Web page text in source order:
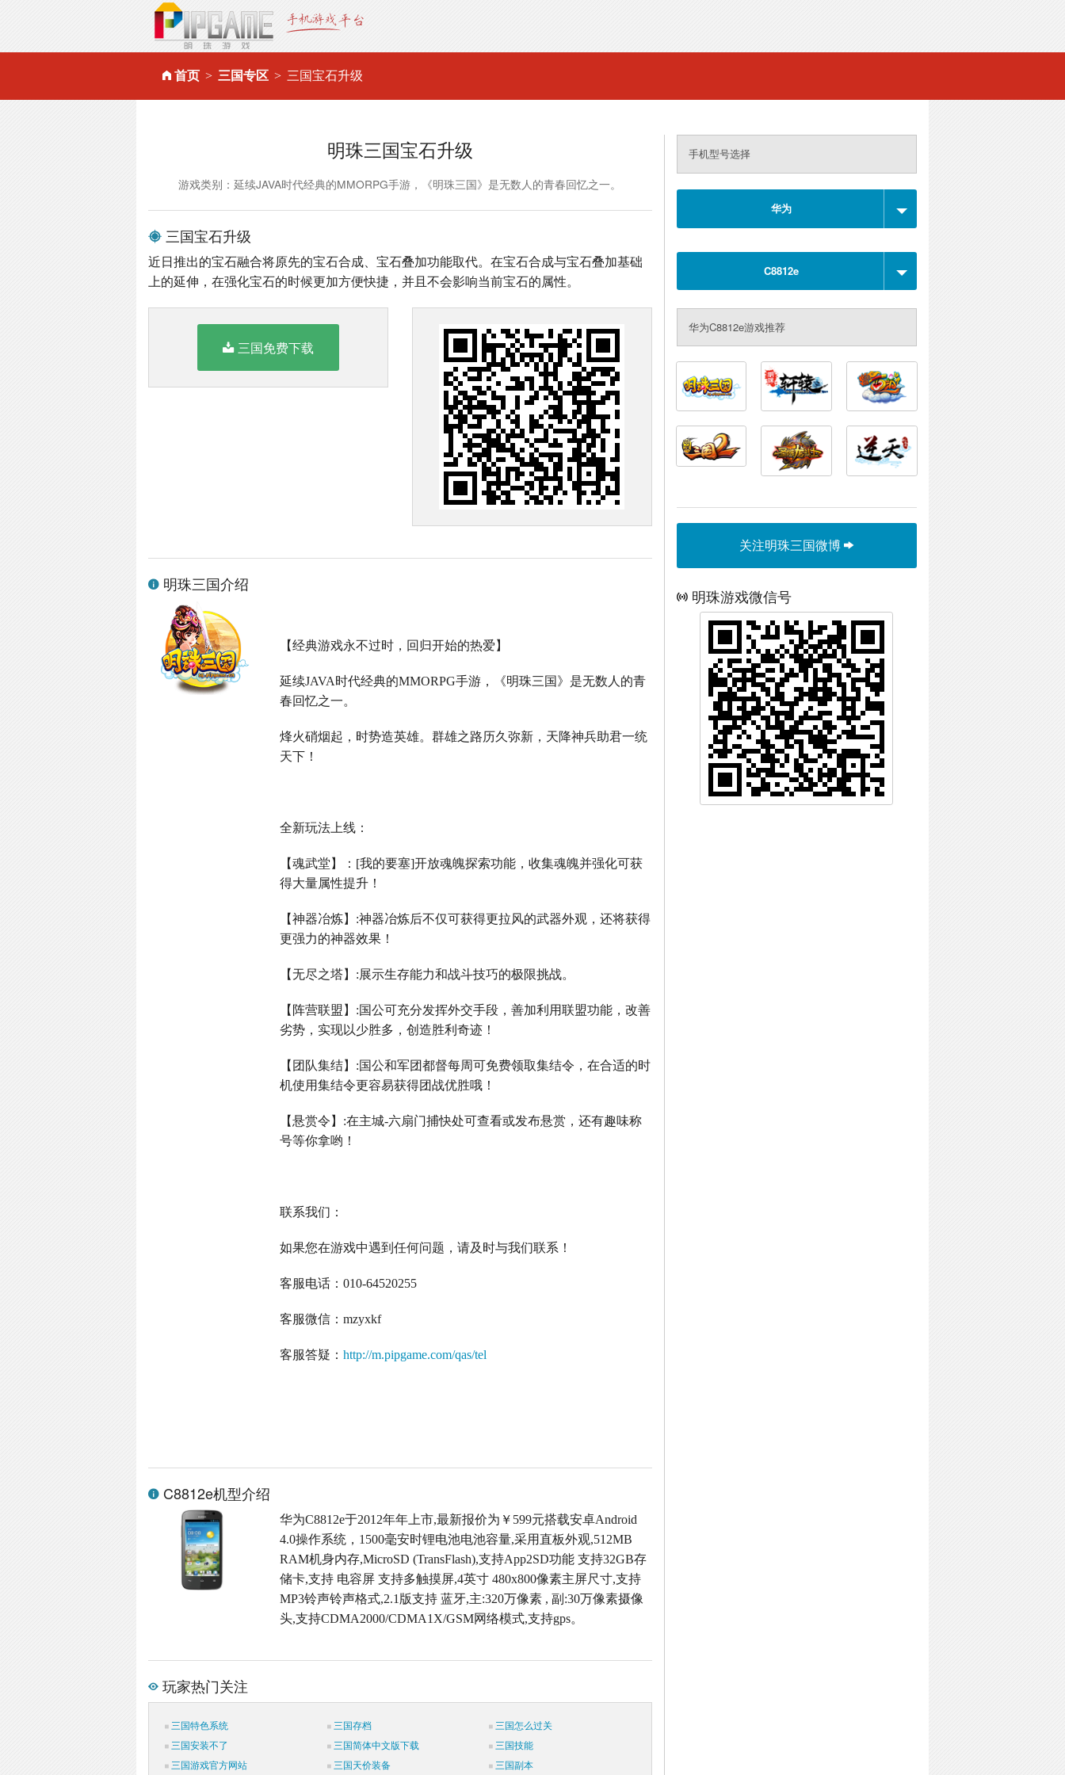
首页 三国专区 三国宝石升级
明珠三国宝石升级
游戏类别：延续JAVA时代经典的MMORPG手游，《明珠三国》是无数人的青春回忆之一。
三国宝石升级
近日推出的宝石融合将原先的宝石合成、宝石叠加功能取代。在宝石合成与宝石叠加基础
上的延伸，在强化宝石的时候更加方便快捷，并且不会影响当前宝石的属性。
三国免费下载
明珠三国介绍
【经典游戏永不过时，回归开始的热爱】
延续JAVA时代经典的MMORPG手游，《明珠三国》是无数人的青
春回忆之一。
烽火硝烟起，时势造英雄。群雄之路历久弥新，天降神兵助君一统
天下！
全新玩法上线：
【魂武堂】： [我的要塞]开放魂魄探索功能，收集魂魄并强化可获
得大量属性提升！
【神器冶炼】 :神器冶炼后不仅可获得更拉风的武器外观，还将获得
更强力的神器效果！
【无尽之塔】 :展示生存能力和战斗技巧的极限挑战。
【阵营联盟】 :国公可充分发挥外交手段，善加利用联盟功能，改善
劣势，实现以少胜多，创造胜利奇迹！
【团队集结】 :国公和军团都督每周可免费领取集结令，在合适的时
机使用集结令更容易获得团战优胜哦！
【悬赏令】 :在主城-六扇门捕快处可查看或发布悬赏，还有趣味称
号等你拿哟！
联系我们：
如果您在游戏中遇到任何问题，请及时与我们联系！
客服电话：010-64520255
客服微信：mzyxkf
客服答疑：http://m.pipgame.com/qas/tel
C8812e机型介绍
华为C8812e于2012年年上市,最新报价为￥599元搭载安卓Android
4.0操作系统，1500毫安时锂电池电池容量,采用直板外观,512MB
RAM机身内存,MicroSD (TransFlash),支持App2SD功能 支持32GB存
储卡,支持 电容屏 支持多触摸屏,4英寸 480x800像素主屏尺寸,支持
MP3铃声铃声格式,2.1版支持 蓝牙,主:320万像素 , 副:30万像素摄像
头,支持CDMA2000/CDMA1X/GSM网络模式,支持gps。
玩家热门关注
三国特色系统 三国存档
三国怎么过关
三国安装不了
三国简体中文版下载
三国技能
三国游戏官方网站
三国天价装备 三国副本
手机型号选择
华为
C8812e
华为C8812e游戏推荐
关注明珠三国微博
明珠游戏微信号